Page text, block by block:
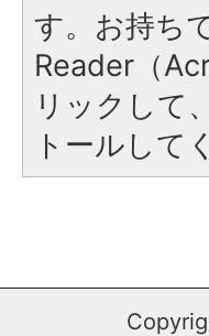
す。お持ち
Reader（
リックして
トールして